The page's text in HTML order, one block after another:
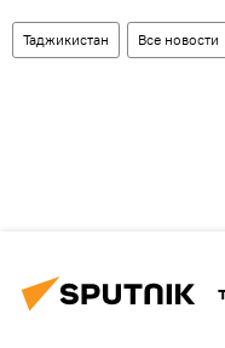
Таджикистан Все новости